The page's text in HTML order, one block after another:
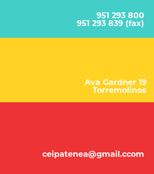
951 293 800
951 293 839 (fax)
Ava Gardner 19
Torremolinos
ceipatenea@gmail.ccom